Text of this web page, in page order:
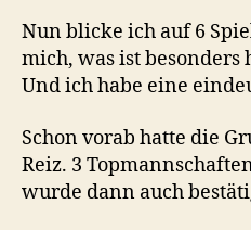
Nun blicke ich auf 6
mich, was ist besonders
Und ich habe eine
Schon vorab hatte die
Reiz. 3
wurde dann auch